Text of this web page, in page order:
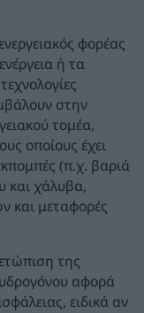
φορέας
ή τα
στην
τομέα,
οποίους έχει
(π.χ. βαριά
και χάλυβα,
και μεταφορές
της
αφορά
ειδικά αν